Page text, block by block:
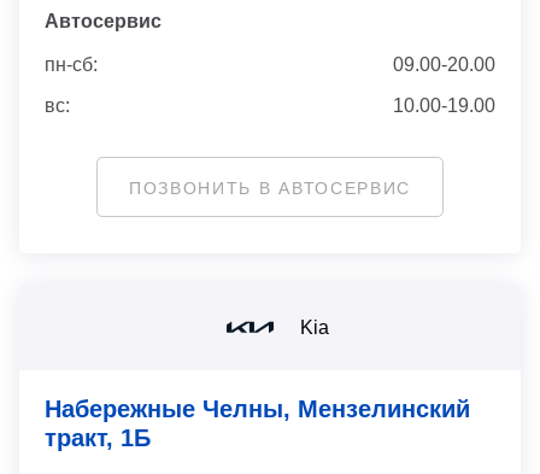
Автосервис
пн-сб:
09.00-20.00
вс:
10.00-19.00
ПОЗВОНИТЬ В АВТОСЕРВИС
Kia
Набережные Челны, Мензелинский
тракт, 1Б